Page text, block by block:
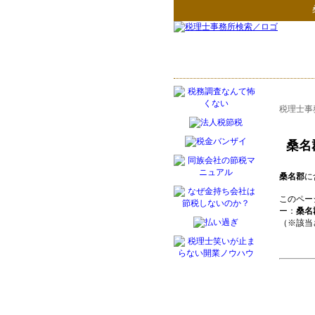
税理士事
桑名
桑名郡
このペ
ー： 桑名
（※該